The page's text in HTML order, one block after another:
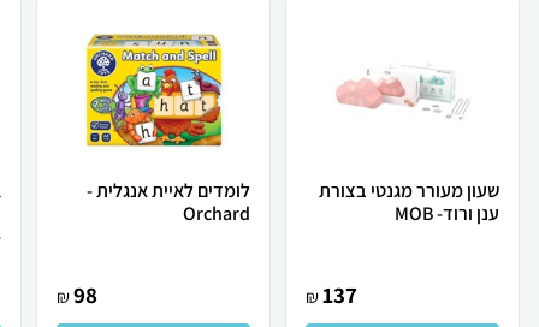
שעון מעורר מגנטי בצורת
ענן ורוד- MOB
137
₪
לומדים לאיית אנגלית -
Orchard
98
₪